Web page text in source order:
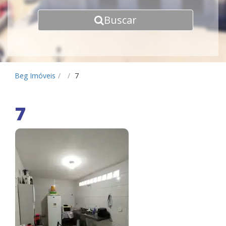
Buscar
Beg Imóveis / / 7
7